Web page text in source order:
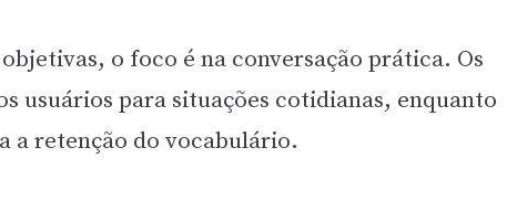
o foco é na conversação prática. Os
usuários para situações cotidianas, enquanto
a retenção do vocabulário.